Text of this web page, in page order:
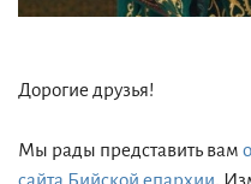
Дорогие друзья!
Мы рады представить вам